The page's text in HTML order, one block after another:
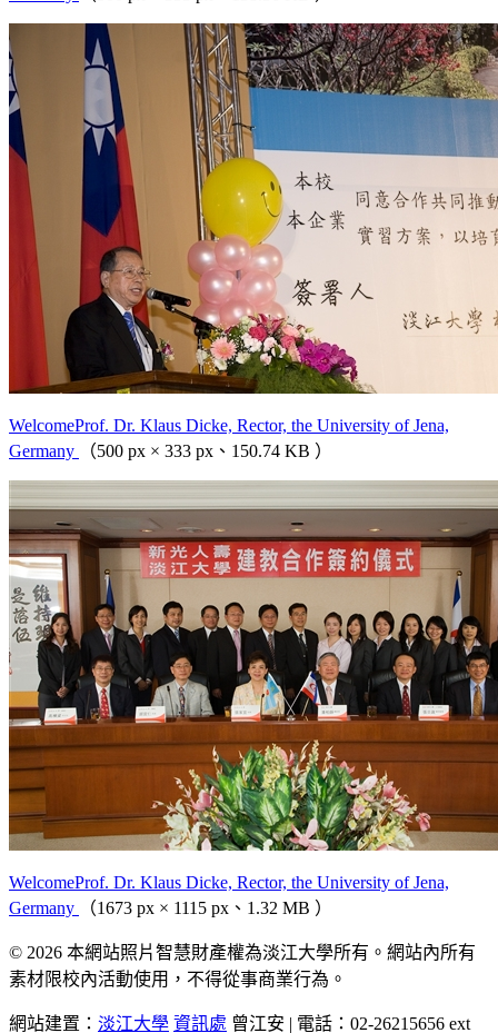
WelcomeProf. Dr. Klaus Dicke, Rector, the University of Jena,
Germany
（500 px × 333 px、150.74 KB ）
WelcomeProf. Dr. Klaus Dicke, Rector, the University of Jena,
Germany
（1673 px × 1115 px、1.32 MB ）
© 2026 本網站照片智慧財產權為淡江大學所有。網站內所有
素材限校內活動使用，不得從事商業行為。
網站建置： 淡江大學 資訊處 曾江安 | 電話：02-26215656 ext